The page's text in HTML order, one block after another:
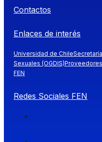
Contactos
Enlaces de interés
Universidad de Chile
Sexuales (OGDIS)
FEN
Redes Sociales FEN